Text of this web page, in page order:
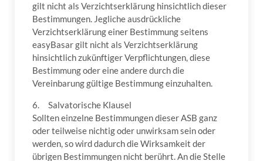
gilt nicht als Verzichtserklärung hinsichtlich dieser
Bestimmungen. Jegliche ausdrückliche
Verzichtserklärung einer Bestimmung seitens
easyBasar gilt nicht als Verzichtserklärung
hinsichtlich zukünftiger Verpflichtungen, diese
Bestimmung oder eine andere durch die
Vereinbarung gültige Bestimmung einzuhalten.
6. Salvatorische Klausel
Sollten einzelne Bestimmungen dieser ASB ganz
oder teilweise nichtig oder unwirksam sein oder
werden, so wird dadurch die Wirksamkeit der
übrigen Bestimmungen nicht berührt. An die Stelle